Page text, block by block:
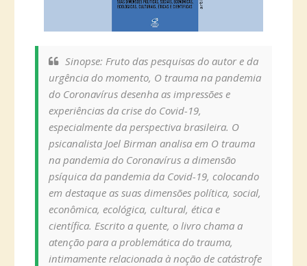
Sinopse: Fruto das pesquisas do autor e da
urgência do momento, O trauma na pandemia
do Coronavírus desenha as impressões e
experiências da crise do Covid-19,
especialmente da perspectiva brasileira. O
psicanalista Joel Birman analisa em O trauma
na pandemia do Coronavírus a dimensão
psíquica da pandemia da Covid-19, colocando
em destaque as suas dimensões política, social,
econômica, ecológica, cultural, ética e
científica. Escrito a quente, o livro chama a
atenção para a problemática do trauma,
intimamente relacionada à noção de catástrofe